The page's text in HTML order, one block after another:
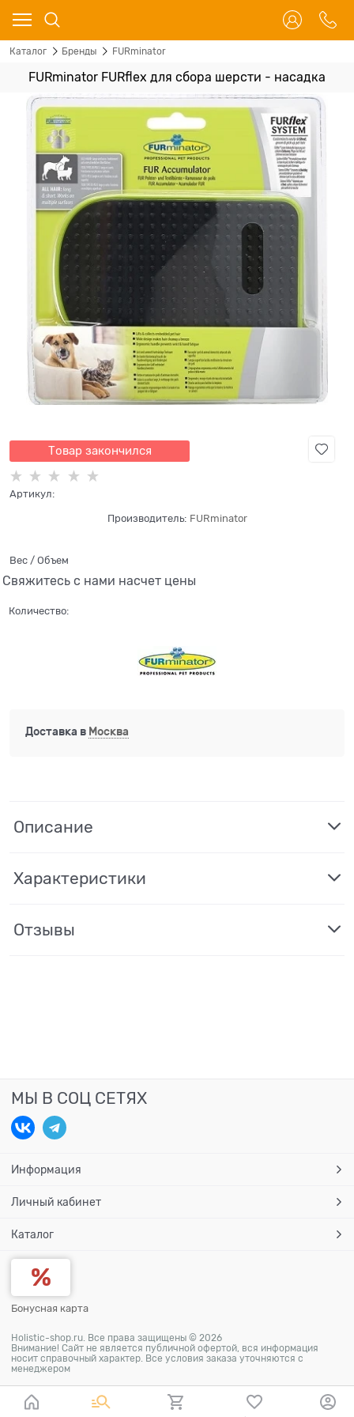
Каталог Бренды FURminator
FURminator FURflex для сбора шерсти - насадка
Товар закончился
Артикул:
Производитель: FURminator
Вес / Объем
Свяжитесь с нами насчет цены
Количество:
Доставка в Москва
Описание
Характеристики
Отзывы
МЫ В СОЦ СЕТЯХ
Информация
Личный кабинет
Каталог
Бонусная карта
Holistic-shop.ru. Все права защищены © 2026
Внимание! Сайт не является публичной офертой, вся информация
носит справочный характер. Все условия заказа уточняются с
менеджером